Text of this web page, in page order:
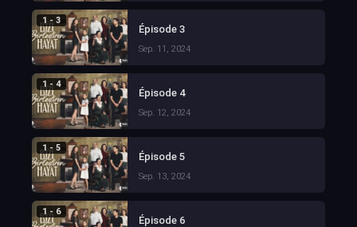
1 - 3
Épisode 3
Sep. 11, 2024
1 - 4
Épisode 4
Sep. 12, 2024
1 - 5
Épisode 5
Sep. 13, 2024
1 - 6
Épisode 6